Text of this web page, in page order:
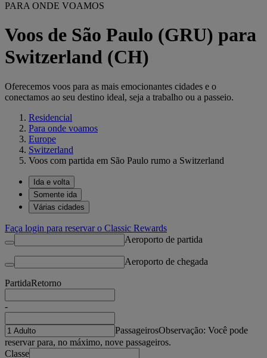
PARA ONDE VOAMOS
Voos de São Paulo (GRU) para
Switzerland (CH)
Oferecemos voos para as mais emocionantes cidades e o
conectamos ao seu destino ideal, seja a trabalho ou a passeio.
Residencial
Para onde voamos
Europe
Switzerland
Voos com partida em São Paulo rumo a Switzerland
Ida e volta
Somente ida
Várias cidades
Faça login para reservar o Classic Rewards
Aeroporto de partida
Aeroporto de chegada
PartidaRetorno
-
PassageirosObservação: Você pode
reservar para, no máximo, nove passageiros.
Classe